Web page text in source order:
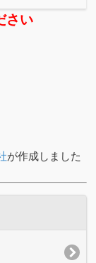
さい
が作成しました